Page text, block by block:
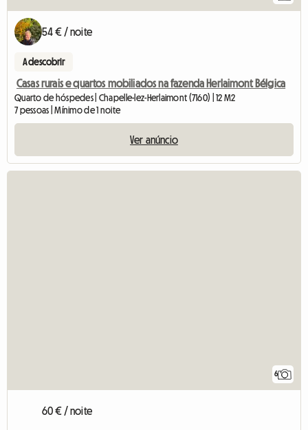
54 € / noite
A descobrir
Casas rurais e quartos mobiliados na fazenda Herlaimont Bélgica
Quarto de hóspedes | Chapelle-lez-Herlaimont (7160) | 12 M2
7 pessoas | Mínimo de 1 noite
Ver anúncio
6
60 € / noite